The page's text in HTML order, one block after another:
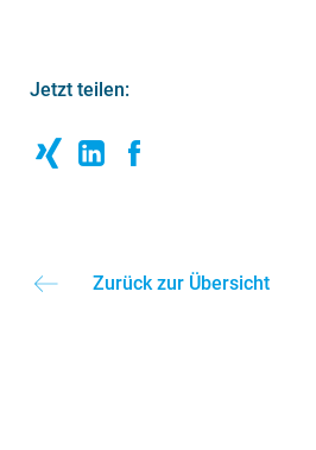
Jetzt teilen:
Zurück zur Übersicht